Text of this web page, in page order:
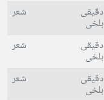
دقیقی
بلخی
شعر
دقیقی
بلخی
شعر
دقیقی
بلخی
شعر